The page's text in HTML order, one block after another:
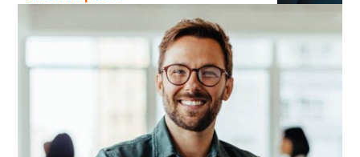
Diagnostiqueur
Immobilier
–
Cycle
mentions)